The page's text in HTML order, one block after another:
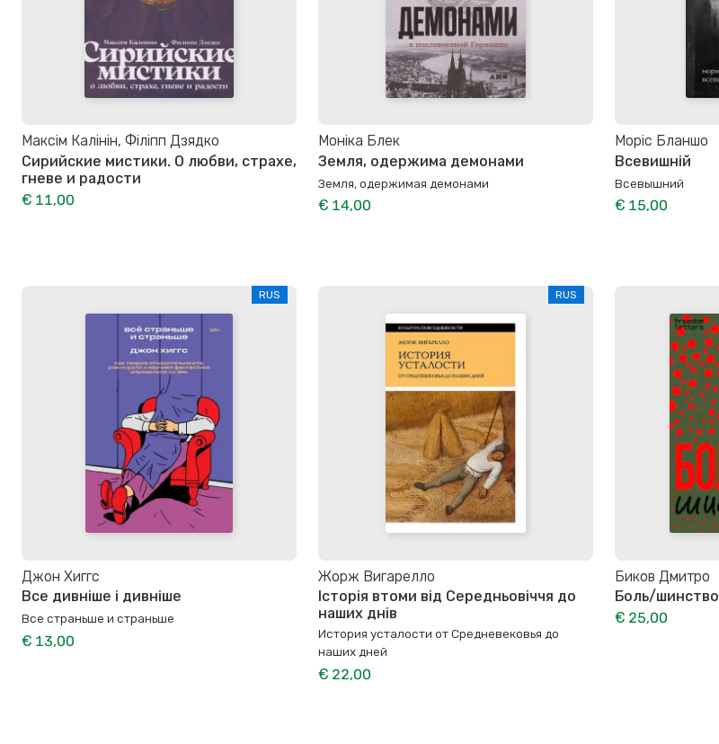
Максім Калінін, Філіпп Дзядко
Сирийские мистики. О любви, страхе,
гневе и радости
€ 11,00
Моніка Блек
Земля, одержима демонами
Земля, одержимая демонами
€ 14,00
Моріс Бланшо
Всевишній
Всевышний
€ 15,00
RUS
Джон Хиггс
Все дивніше і дивніше
Все страньше и страньше
€ 13,00
RUS
Жорж Вигарелло
Історія втоми від Середньовіччя до
наших днів
История усталости от Средневековья до
наших дней
€ 22,00
Биков Дмитро
Боль/шинство
€ 25,00